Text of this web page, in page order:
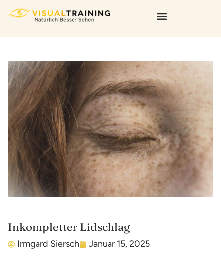
Inkompletter Lidschlag
Irmgard Siersch Januar 15, 2025